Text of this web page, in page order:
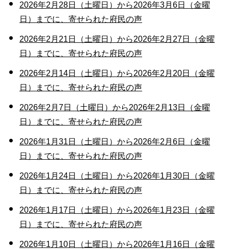
2026年2月28日（土曜日）から2026年3月6日（金曜
日）までに、寄せられた府民の声
2026年2月21日（土曜日）から2026年2月27日（金曜
日）までに、寄せられた府民の声
2026年2月14日（土曜日）から2026年2月20日（金曜
日）までに、寄せられた府民の声
2026年2月7日（土曜日）から2026年2月13日（金曜
日）までに、寄せられた府民の声
2026年1月31日（土曜日）から2026年2月6日（金曜
日）までに、寄せられた府民の声
2026年1月24日（土曜日）から2026年1月30日（金曜
日）までに、寄せられた府民の声
2026年1月17日（土曜日）から2026年1月23日（金曜
日）までに、寄せられた府民の声
2026年1月10日（土曜日）から2026年1月16日（金曜